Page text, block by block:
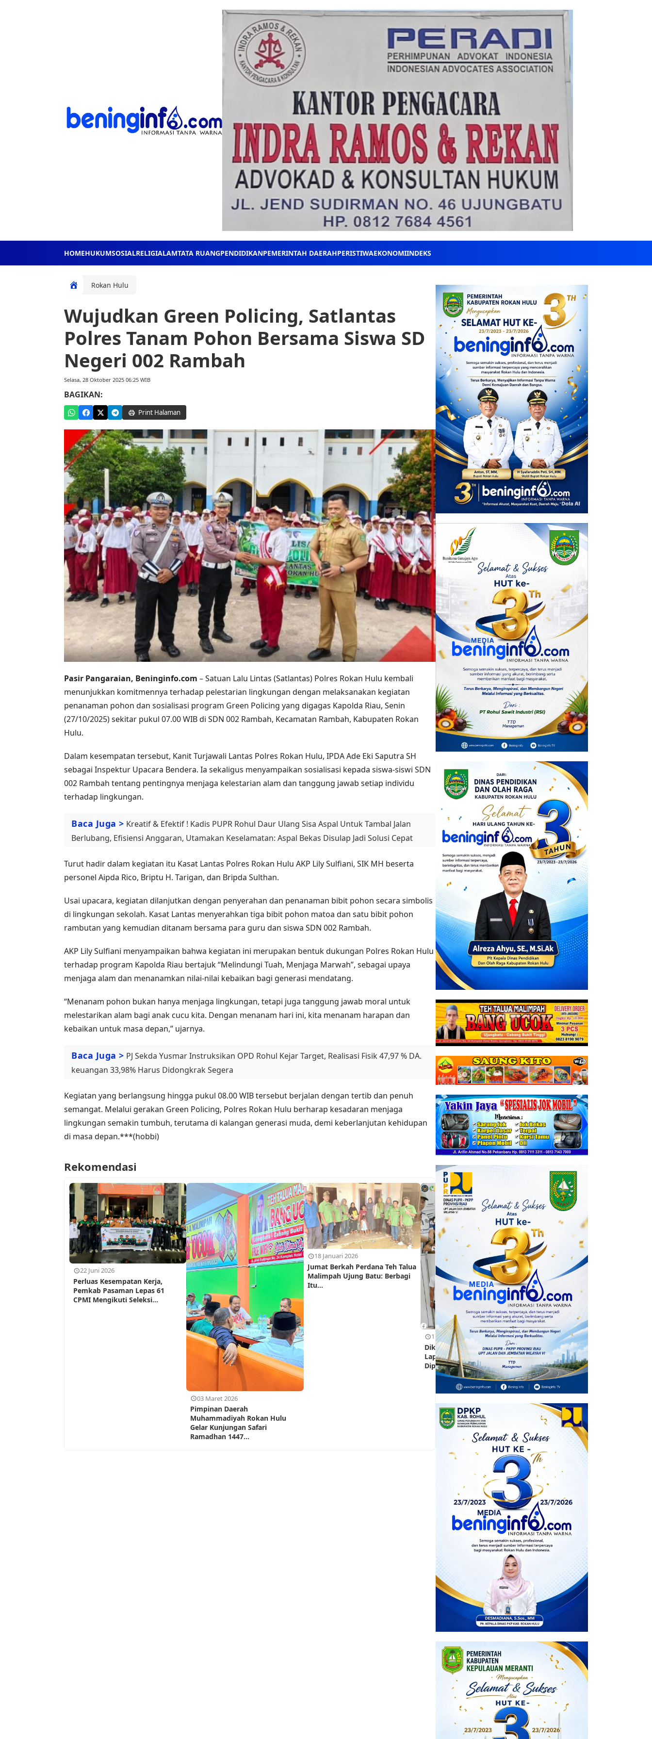
HOMEHUKUMSOSIALRELIGIALAMTATA RUANGPENDIDIKANPEMERINTAH DAERAHPERISTIWAEKONOMIINDEKS
Rokan Hulu
Wujudkan Green Policing, Satlantas
Polres Tanam Pohon Bersama Siswa SD
Negeri 002 Rambah
Selasa, 28 Oktober 2025 06:25 WIB
BAGIKAN:
Print Halaman
Pasir Pangaraian, Beninginfo.com – Satuan Lalu Lintas (Satlantas) Polres Rokan Hulu kembali
menunjukkan komitmennya terhadap pelestarian lingkungan dengan melaksanakan kegiatan
penanaman pohon dan sosialisasi program Green Policing yang digagas Kapolda Riau, Senin
(27/10/2025) sekitar pukul 07.00 WIB di SDN 002 Rambah, Kecamatan Rambah, Kabupaten Rokan
Hulu.
Dalam kesempatan tersebut, Kanit Turjawali Lantas Polres Rokan Hulu, IPDA Ade Eki Saputra SH
sebagai Inspektur Upacara Bendera. Ia sekaligus menyampaikan sosialisasi kepada siswa-siswi SDN
002 Rambah tentang pentingnya menjaga kelestarian alam dan tanggung jawab setiap individu
terhadap lingkungan.
Baca Juga > Kreatif & Efektif ! Kadis PUPR Rohul Daur Ulang Sisa Aspal Untuk Tambal Jalan
Berlubang, Efisiensi Anggaran, Utamakan Keselamatan: Aspal Bekas Disulap Jadi Solusi Cepat
Turut hadir dalam kegiatan itu Kasat Lantas Polres Rokan Hulu AKP Lily Sulfiani, SIK MH beserta
personel Aipda Rico, Briptu H. Tarigan, dan Bripda Sulthan.
Usai upacara, kegiatan dilanjutkan dengan penyerahan dan penanaman bibit pohon secara simbolis
di lingkungan sekolah. Kasat Lantas menyerahkan tiga bibit pohon matoa dan satu bibit pohon
rambutan yang kemudian ditanam bersama para guru dan siswa SDN 002 Rambah.
AKP Lily Sulfiani menyampaikan bahwa kegiatan ini merupakan bentuk dukungan Polres Rokan Hulu
terhadap program Kapolda Riau bertajuk “Melindungi Tuah, Menjaga Marwah”, sebagai upaya
menjaga alam dan menanamkan nilai-nilai kebaikan bagi generasi mendatang.
“Menanam pohon bukan hanya menjaga lingkungan, tetapi juga tanggung jawab moral untuk
melestarikan alam bagi anak cucu kita. Dengan menanam hari ini, kita menanam harapan dan
kebaikan untuk masa depan,” ujarnya.
Baca Juga > PJ Sekda Yusmar Instruksikan OPD Rohul Kejar Target, Realisasi Fisik 47,97 % DA.
keuangan 33,98% Harus Didongkrak Segera
Kegiatan yang berlangsung hingga pukul 08.00 WIB tersebut berjalan dengan tertib dan penuh
semangat. Melalui gerakan Green Policing, Polres Rokan Hulu berharap kesadaran menjaga
lingkungan semakin tumbuh, terutama di kalangan generasi muda, demi keberlanjutan kehidupan
di masa depan.***(hobbi)
Rekomendasi
22 Juni 2026
Perluas Kesempatan Kerja,
Pemkab Pasaman Lepas 61
CPMI Mengikuti Seleksi...
03 Maret 2026
Pimpinan Daerah
Muhammadiyah Rokan Hulu
Gelar Kunjungan Safari
Ramadhan 1447...
18 Januari 2026
Jumat Berkah Perdana Teh Talua
Malimpah Ujung Batu: Berbagi
Itu...
17 Januari 2026
Dikawal Ketat, 23 Warga Binaan
Lapas Pasir Pangarayan
Dipindahkan ke...
17 Januari 2026
Polsek Ujung Batu Bongkar
Peredaran Sabu, Seorang
Pengedar Diamankan